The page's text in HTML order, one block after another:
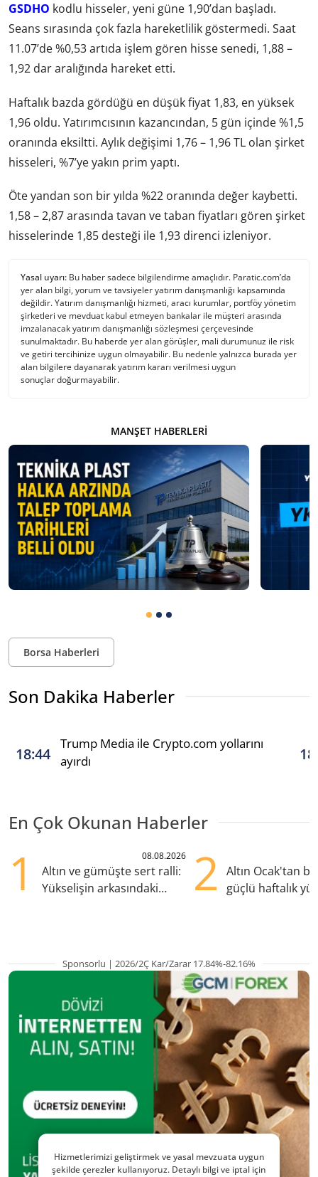
GSDHO kodlu hisseler, yeni güne 1,90’dan başladı.
Seans sırasında çok fazla hareketlilik göstermedi. Saat
11.07’de %0,53 artıda işlem gören hisse senedi, 1,88 –
1,92 dar aralığında hareket etti.
Haftalık bazda gördüğü en düşük fiyat 1,83, en yüksek
1,96 oldu. Yatırımcısının kazancından, 5 gün içinde %1,5
oranında eksiltti. Aylık değişimi 1,76 – 1,96 TL olan şirket
hisseleri, %7’ye yakın prim yaptı.
Öte yandan son bir yılda %22 oranında değer kaybetti.
1,58 – 2,87 arasında tavan ve taban fiyatları gören şirket
hisselerinde 1,85 desteği ile 1,93 direnci izleniyor.
Yasal uyarı: Bu haber sadece bilgilendirme amaçlıdır. Paratic.com’da
yer alan bilgi, yorum ve tavsiyeler yatırım danışmanlığı kapsamında
değildir. Yatırım danışmanlığı hizmeti, aracı kurumlar, portföy yönetim
şirketleri ve mevduat kabul etmeyen bankalar ile müşteri arasında
imzalanacak yatırım danışmanlığı sözleşmesi çerçevesinde
sunulmaktadır. Bu haberde yer alan görüşler, mali durumunuz ile risk
ve getiri tercihinize uygun olmayabilir. Bu nedenle yalnızca burada yer
alan bilgilere dayanarak yatırım kararı verilmesi uygun
sonuçlar doğurmayabilir.
MANŞET HABERLERI
Borsa Haberleri
Son Dakika Haberler
18:44
Trump Media ile Crypto.com yollarını
ayırdı
En Çok Okunan Haberler
1 08.08.2026
Altın ve gümüşte sert ralli:
Yükselişin arkasındaki
2
Altın Ocak'tan
güçlü haftalık
Sponsorlu | 2026/2Ç Kar/Zarar 17.84%-82.16%
Hizmetlerimizi geliştirmek ve yasal mevzuata uygun
şekilde çerezler kullanıyoruz. Detaylı bilgi ve iptal için